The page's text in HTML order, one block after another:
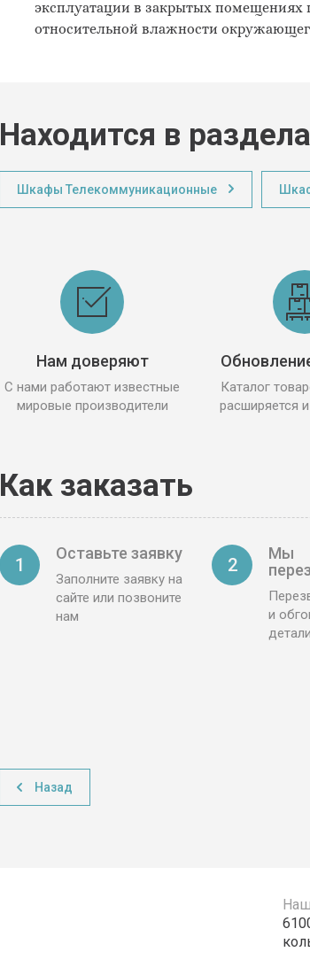
эксплуатации в закрытых помещениях
относительной влажности
Находится в
Шкафы Телекоммуникационные
Нам доверяют
С нами работают известные
мировые производители
Каталог
расширяется
Как заказать
1
Оставьте заявку
Заполните заявку на
сайте или позвоните
нам
2
Мы
и
Назад